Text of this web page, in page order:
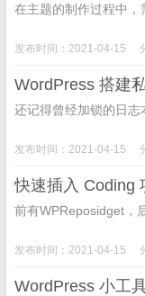
在主题的制作过程中，
发布时间：2021-04-15
还记得曾经加锁的日志
发布时间：2021-04-15
前有WPReposidget，
发布时间：2021-04-15
WordPress 小工